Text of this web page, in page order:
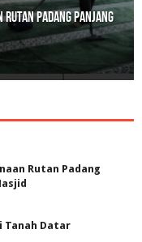
Padang Panjang
Rutan Padang
Tanah Datar